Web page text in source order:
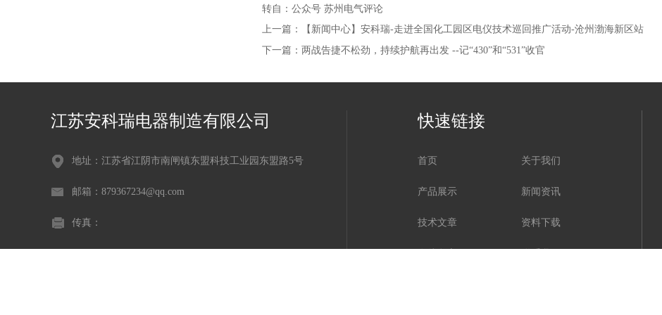
转自：公众号 苏州电气评论
上一篇：
【新闻中心】安科瑞-走进全国化工园区电仪技术巡回推广活动-沧州渤海新区站
下一篇： 两战告捷不松劲，持续护航再出发 --记“430”和“531”收官
江苏安科瑞电器制造有限公司
地址：江苏省江阴市南闸镇东盟科技工业园东盟路5号
邮箱：879367234@qq.com
传真：
快速链接
首页 关于我们
产品展示 新闻资讯
技术文章 资料下载